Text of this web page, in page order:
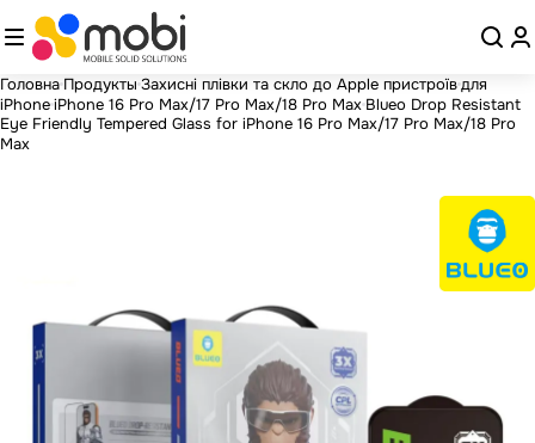
Головна Продукты Захисні плівки та скло до Apple пристроївдля
iPhoneiPhone 16 Pro Max/17 Pro Max/18 Pro Max Blueo Drop Resistant
Eye Friendly Tempered Glass for iPhone 16 Pro Max/17 Pro Max/18 Pro
Max